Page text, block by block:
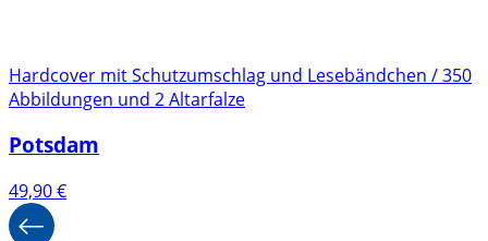
Hardcover mit Schutzumschlag und Lesebändchen / 350
Abbildungen und 2 Altarfalze
Potsdam
49,90€